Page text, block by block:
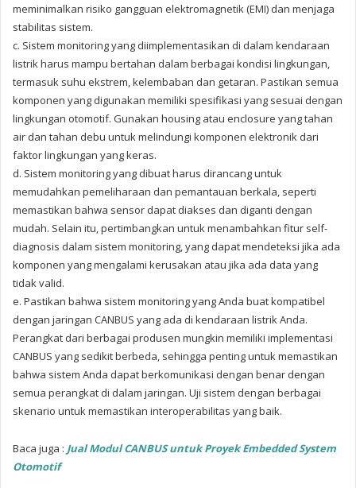
meminimalkan risiko gangguan elektromagnetik (EMI) dan menjaga
stabilitas sistem.
c. Sistem monitoring yang diimplementasikan di dalam kendaraan
listrik harus mampu bertahan dalam berbagai kondisi lingkungan,
termasuk suhu ekstrem, kelembaban dan getaran. Pastikan semua
komponen yang digunakan memiliki spesifikasi yang sesuai dengan
lingkungan otomotif. Gunakan housing atau enclosure yang tahan
air dan tahan debu untuk melindungi komponen elektronik dari
faktor lingkungan yang keras.
d. Sistem monitoring yang dibuat harus dirancang untuk
memudahkan pemeliharaan dan pemantauan berkala, seperti
memastikan bahwa sensor dapat diakses dan diganti dengan
mudah. Selain itu, pertimbangkan untuk menambahkan fitur self-
diagnosis dalam sistem monitoring, yang dapat mendeteksi jika ada
komponen yang mengalami kerusakan atau jika ada data yang
tidak valid.
e. Pastikan bahwa sistem monitoring yang Anda buat kompatibel
dengan jaringan CANBUS yang ada di kendaraan listrik Anda.
Perangkat dari berbagai produsen mungkin memiliki implementasi
CANBUS yang sedikit berbeda, sehingga penting untuk memastikan
bahwa sistem Anda dapat berkomunikasi dengan benar dengan
semua perangkat di dalam jaringan. Uji sistem dengan berbagai
skenario untuk memastikan interoperabilitas yang baik.
Baca juga : Jual Modul CANBUS untuk Proyek Embedded System
Otomotif